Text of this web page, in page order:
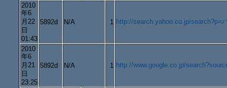
2010
年6
月22
日
01:43
5892d N/A 1 http://search.yahoo.co.jp/search?p=
2010
年6
月21
日
23:25
5892d N/A 1 http://www.google.co.jp/